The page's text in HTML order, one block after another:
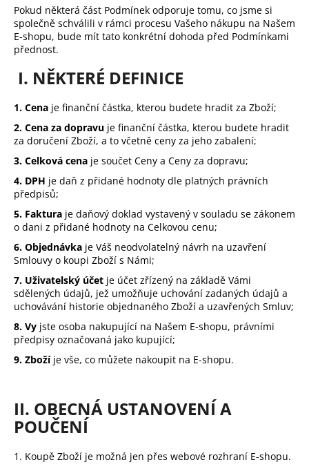
Pokud některá část Podmínek odporuje tomu, co jsme si
společně schválili v rámci procesu Vašeho nákupu na Našem
E-shopu, bude mít tato konkrétní dohoda před Podmínkami
přednost.
I. NĚKTERÉ DEFINICE
1. Cena je finanční částka, kterou budete hradit za Zboží;
2. Cena za dopravu je finanční částka, kterou budete hradit
za doručení Zboží, a to včetně ceny za jeho zabalení;
3. Celková cena je součet Ceny a Ceny za dopravu;
4. DPH je daň z přidané hodnoty dle platných právních
předpisů;
5. Faktura je daňový doklad vystavený v souladu se zákonem
o dani z přidané hodnoty na Celkovou cenu;
6. Objednávka je Váš neodvolatelný návrh na uzavření
Smlouvy o koupi Zboží s Námi;
7. Uživatelský účet je účet zřízený na základě Vámi
sdělených údajů, jež umožňuje uchování zadaných údajů a
uchovávání historie objednaného Zboží a uzavřených Smluv;
8. Vy jste osoba nakupující na Našem E-shopu, právními
předpisy označovaná jako kupující;
9. Zbožíje vše, co můžete nakoupit na E-shopu.
II. OBECNÁ USTANOVENÍ A
POUČENÍ
1. Koupě Zboží je možná jen přes webové rozhraní E-shopu.
D
o
p
r
u
č
u
j
e
m
e